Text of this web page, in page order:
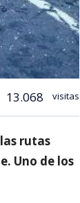
13.068 visitas
rutas
Uno de los